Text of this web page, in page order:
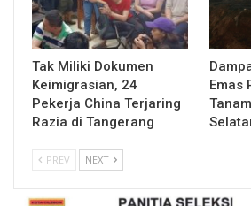
Tak Miliki Dokumen
Keimigrasian, 24
Pekerja China Terjaring
Razia di Tangerang
Emas
PREV NEXT